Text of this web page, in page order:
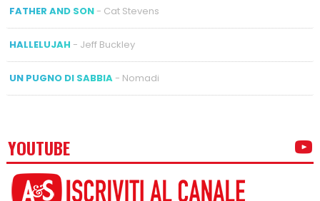
FATHER AND SON- Cat Stevens
HALLELUJAH - Jeff Buckley
UN PUGNO DI SABBIA- Nomadi
YOUTUBE